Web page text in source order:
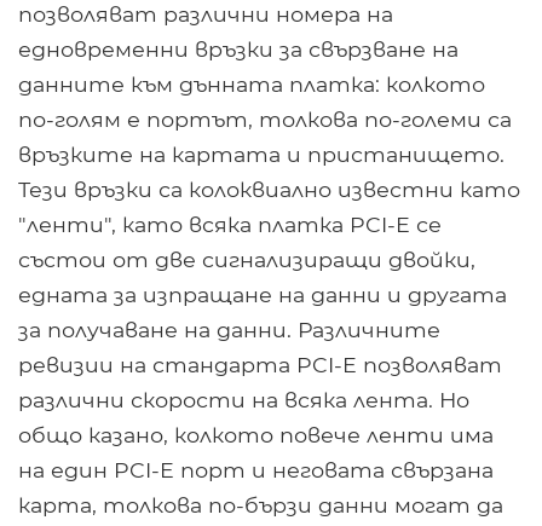
позволяват различни номера на
едновременни връзки за свързване на
данните към дънната платка: колкото
по-голям е портът, толкова по-големи са
връзките на картата и пристанището.
Тези връзки са колоквиално известни като
"ленти", като всяка платка PCI-E се
състои от две сигнализиращи двойки,
едната за изпращане на данни и другата
за получаване на данни. Различните
ревизии на стандарта PCI-E позволяват
различни скорости на всяка лента. Но
общо казано, колкото повече ленти има
на един PCI-E порт и неговата свързана
карта, толкова по-бързи данни могат да